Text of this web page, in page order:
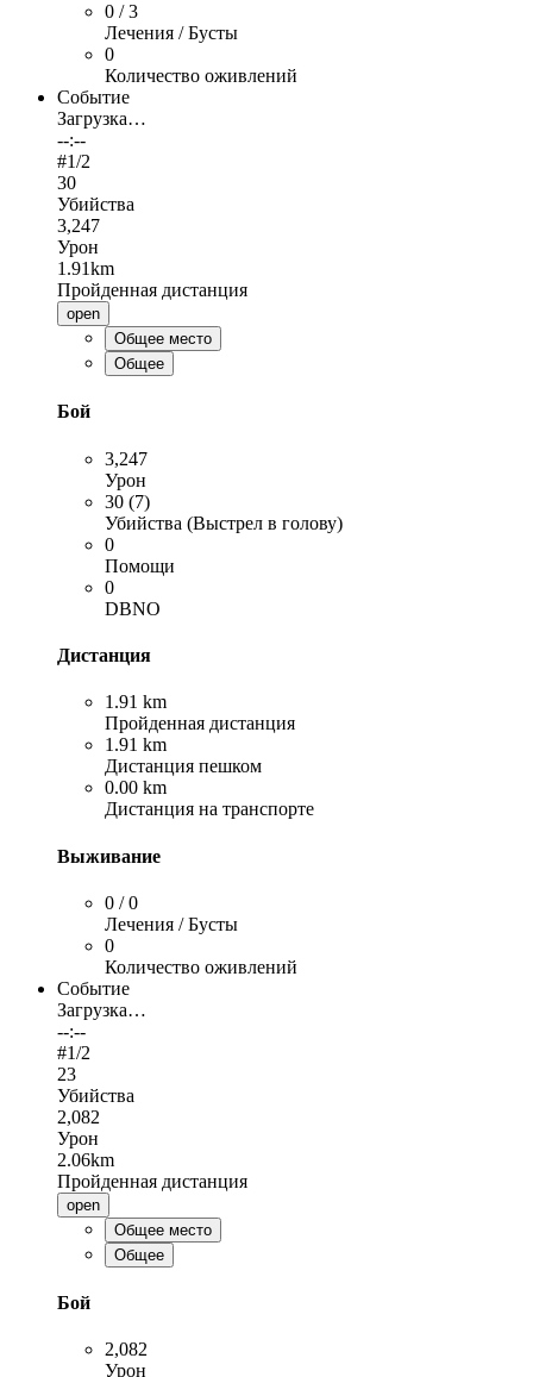
0 / 3
Лечения / Бусты
0
Количество оживлений
Событие
Загрузка…
--:--
#1/2
30
Убийства
3,247
Урон
1.91km
Пройденная дистанция
open
Общее место
Общее
Бой
3,247
Урон
30 (7)
Убийства (Выстрел в голову)
0
Помощи
0
DBNO
Дистанция
1.91 km
Пройденная дистанция
1.91 km
Дистанция пешком
0.00 km
Дистанция на транспорте
Выживание
0 / 0
Лечения / Бусты
0
Количество оживлений
Событие
Загрузка…
--:--
#1/2
23
Убийства
2,082
Урон
2.06km
Пройденная дистанция
open
Общее место
Общее
Бой
2,082
Урон